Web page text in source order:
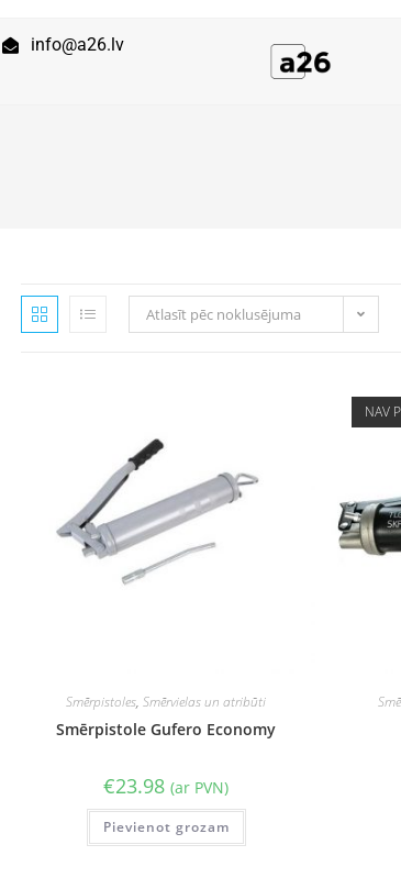
info@a26.lv
Atlasīt pēc noklusējuma
Smērpistoles,Smērvielas un atribūti
Smērpistole Gufero Economy
€23.98 (ar PVN)
Pievienot grozam
NAV